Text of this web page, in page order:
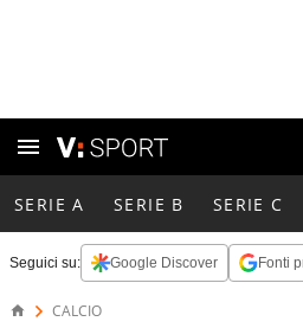
SERIE A SERIE B SERIE C
Seguici su: Google Discover Fonti
CALCIO